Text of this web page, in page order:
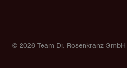
© 2026 Team Dr. Rosenkranz GmbH